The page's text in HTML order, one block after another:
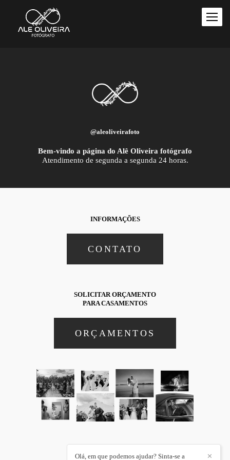
@aleoliveirafoto
Bem-vindo a página do Alê Oliveira fotógrafo
Atendimento de segunda a segunda 24 horas.
INFORMAÇÕES
CONTATO
SOLICITAR ORÇAMENTO
PARA CASAMENTOS
ORÇAMENTOS
✕
Olá, em que podemos ajudar? Sinta-se a